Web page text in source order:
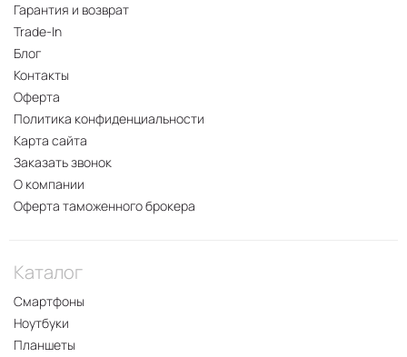
Гарантия и возврат
Trade-In
Блог
Контакты
Оферта
Политика конфиденциальности
Карта сайта
Заказать звонок
О компании
Оферта таможенного брокера
Каталог
Смартфоны
Ноутбуки
Планшеты